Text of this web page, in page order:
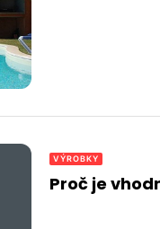
VÝROBKY
Proč je